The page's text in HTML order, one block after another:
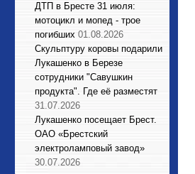
ДТП в Бресте 31 июля:
мотоцикл и мопед - трое
погибших 01.08.2026
Cкульптуру коровы подарили
Лукашенко в Березе
сотрудники "Савушкин
продукта". Где её разместят
31.07.2026
Лукашенко посещает Брест.
ОАО «Брестский
электроламповый завод»
30.07.2026